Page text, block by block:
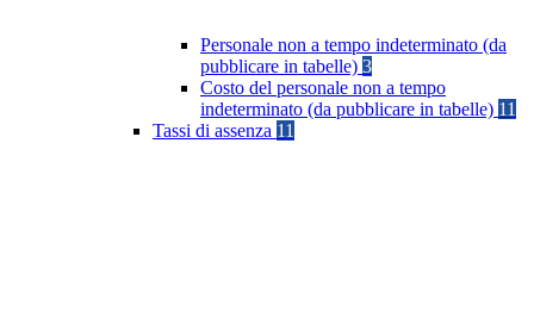
Personale non a tempo indeterminato (da
pubblicare in tabelle) 3
Costo del personale non a tempo
indeterminato (da pubblicare in tabelle) 11
Tassi di assenza 11